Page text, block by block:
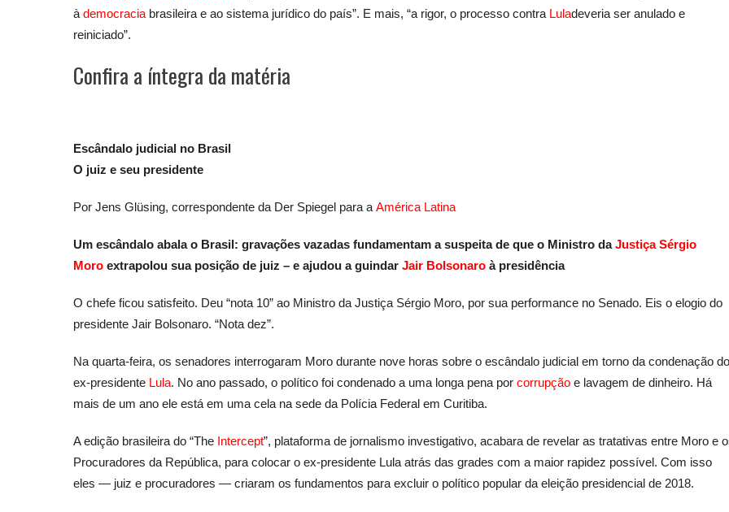
à democracia brasileira e ao sistema jurídico do país”. E mais, “a rigor, o processo contra Luladeveria ser anulado e
reiniciado”.
Confira a íntegra da matéria
Escândalo judicial no Brasil
O juiz e seu presidente
Por Jens Glüsing, correspondente da Der Spiegel para a América Latina
Um escândalo abala o Brasil: gravações vazadas fundamentam a suspeita de que o Ministro daJustiça Sérgio
Moro extrapolou sua posição de juiz – e ajudou a guindar Jair Bolsonaro à presidência
O chefe ficou satisfeito. Deu “nota 10” ao Ministro da Justiça Sérgio Moro, por sua performance no Senado. Eis o elogio do
presidente Jair Bolsonaro. “Nota dez”.
Na quarta-feira, os senadores interrogaram Moro durante nove horas sobre o escândalo judicial em torno da condenação do
ex-presidente Lula. No ano passado, o político foi condenado a uma longa pena por corrupção e lavagem de dinheiro. Há
mais de um ano ele está em uma cela na sede da Polícia Federal em Curitiba.
A edição brasileira do “The Intercept”, plataforma de jornalismo investigativo, acabara de revelar as tratativas entre Moro e
Procuradores da República, para colocar o ex-presidente Lula atrás das grades com a maior rapidez possível. Com isso
eles — juiz e procuradores — criaram os fundamentos para excluir o político popular da eleição presidencial de 2018.